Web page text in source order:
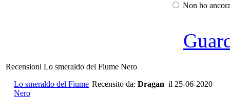
Non ho
Recensioni Lo smeraldo del Fiume Nero
Lo smeraldo del Fiume
Nero
Recensito da: Dragan il 25-06-2020